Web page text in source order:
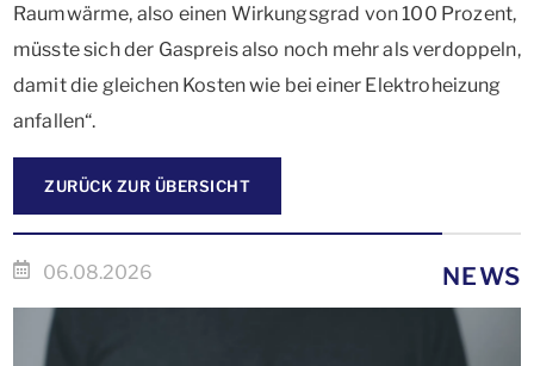
Raumwärme, also einen Wirkungsgrad von 100 Prozent,
müsste sich der Gaspreis also noch mehr als verdoppeln,
damit die gleichen Kosten wie bei einer Elektroheizung
anfallen“.
ZURÜCK ZUR ÜBERSICHT
06.08.2026 NEWS